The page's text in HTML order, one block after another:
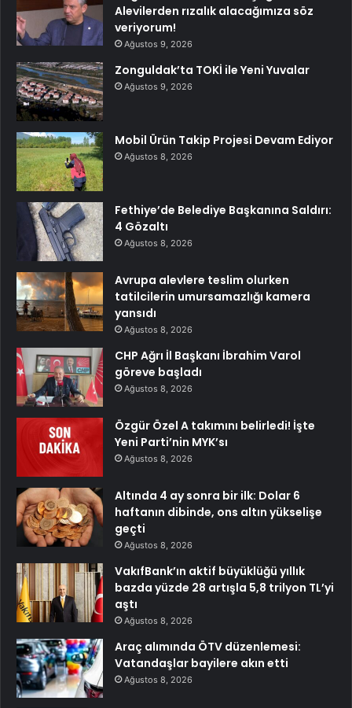
Alevilerden rızalık alacağımıza söz
veriyorum!
Ağustos 9, 2026
Zonguldak’ta TOKİ ile Yeni Yuvalar
Ağustos 9, 2026
Mobil Ürün Takip Projesi Devam Ediyor
Ağustos 8, 2026
Fethiye’de Belediye Başkanına Saldırı:
4 Gözaltı
Ağustos 8, 2026
Avrupa alevlere teslim olurken
tatilcilerin umursamazlığı kamera
yansıdı
Ağustos 8, 2026
CHP Ağrı İl Başkanı İbrahim Varol
göreve başladı
Ağustos 8, 2026
Özgür Özel A takımını belirledi! İşte
Yeni Parti’nin MYK’sı
Ağustos 8, 2026
Altında 4 ay sonra bir ilk: Dolar 6
haftanın dibinde, ons altın yükselişe
geçti
Ağustos 8, 2026
VakıfBank’ın aktif büyüklüğü yıllık
bazda yüzde 28 artışla 5,8 trilyon TL’yi
aştı
Ağustos 8, 2026
Araç alımında ÖTV düzenlemesi:
Vatandaşlar bayilere akın etti
Ağustos 8, 2026